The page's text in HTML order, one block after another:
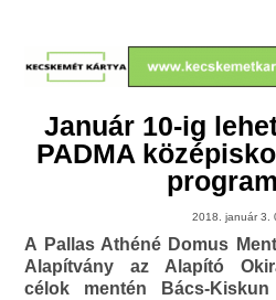
Január 10-ig
PADMA
2018. január 3.
A Pallas Athéné Domus
Alapítvány az Alapító
célok mentén Bács-Kiskun